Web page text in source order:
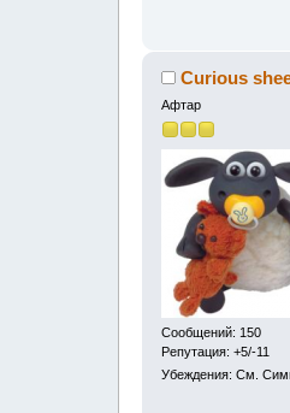
Curious
Афтар
Сообщений: 150
Репутация: +5/-11
Убеждения: См.